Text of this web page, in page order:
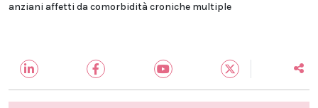
anziani affetti da comorbidità croniche multiple